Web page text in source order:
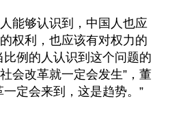
能够认识到，中国人也应
权利，也应该有对权力的
比例的人认识到这个问题的
会改革就一定会发生”，董
定会来到，这是趋势。”